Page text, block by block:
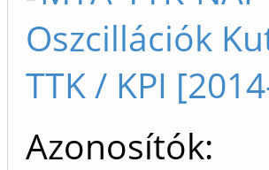
Oszcillációk
TTK / KPI
Azonosítók